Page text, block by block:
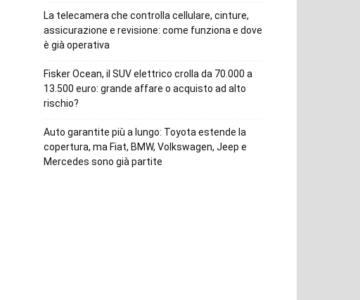
La telecamera che controlla cellulare, cinture,
assicurazione e revisione: come funziona e dove
è già operativa
Fisker Ocean, il SUV elettrico crolla da 70.000 a
13.500 euro: grande affare o acquisto ad alto
rischio?
Auto garantite più a lungo: Toyota estende la
copertura, ma Fiat, BMW, Volkswagen, Jeep e
Mercedes sono già partite